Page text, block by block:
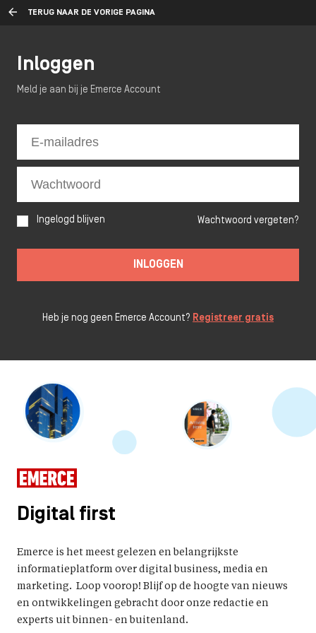
TERUG NAAR DE VORIGE PAGINA
Digital first
Emerce is het meest gelezen en belangrijkste
informatieplatform over digital business, media en
marketing. Loop voorop! Blijf op de hoogte van nieuws
en ontwikkelingen gebracht door onze redactie en
experts uit binnen- en buitenland.
Inloggen
Meld je aan bij je Emerce Account
Ingelogd blijven Wachtwoord vergeten?
INLOGGEN
Heb je nog geen Emerce Account? Registreer gratis